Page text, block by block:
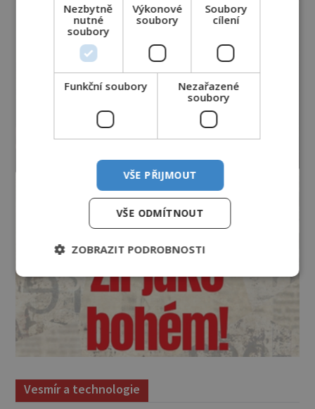
Vesmír a technologie
Nezbytně
nutné
soubory
Výkonové
soubory
Soubory
cílení
Funkční soubory
Nezařazené
soubory
VŠE PŘIJMOUT
VŠE ODMÍTNOUT
ZOBRAZIT PODROBNOSTI